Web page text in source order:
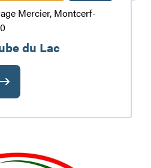
Mercier, Montcerf-
du Lac